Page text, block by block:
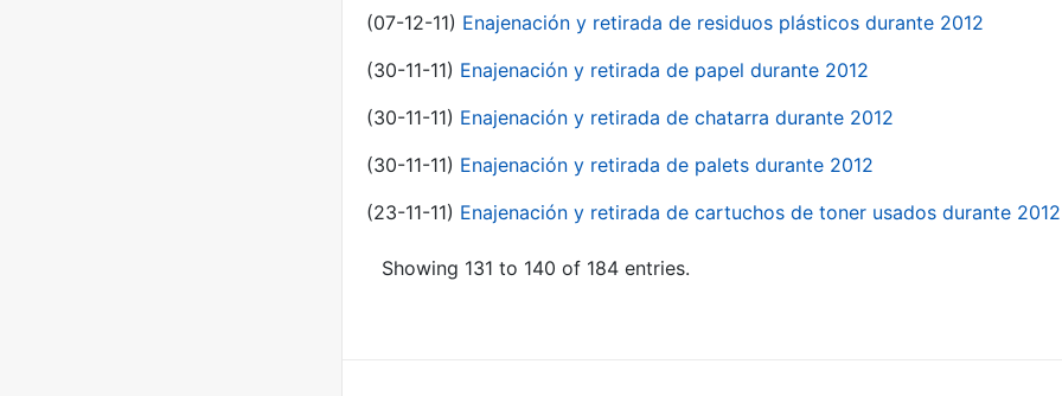
(07-12-11) Enajenación y retirada de residuos plásticos durante 2012
(30-11-11) Enajenación y retirada de papel durante 2012
(30-11-11) Enajenación y retirada de chatarra durante 2012
(30-11-11) Enajenación y retirada de palets durante 2012
(23-11-11) Enajenación y retirada de cartuchos de toner usados durante 2012
Showing 131 to 140 of 184 entries.